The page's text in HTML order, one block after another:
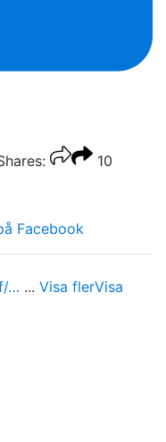
10
Facebook
… ... Visa flerVisa